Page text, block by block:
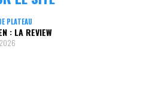
PLATEAU
: LA REVIEW